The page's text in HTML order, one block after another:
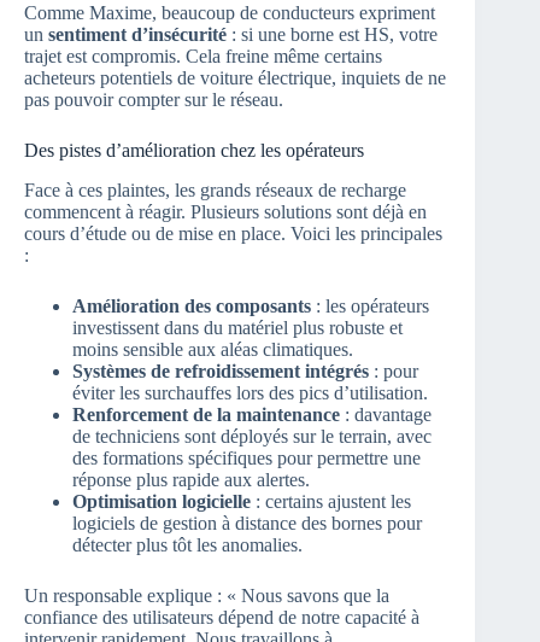
Comme Maxime, beaucoup de conducteurs expriment
un sentiment d’insécurité : si une borne est HS, votre
trajet est compromis. Cela freine même certains
acheteurs potentiels de voiture électrique, inquiets de ne
pas pouvoir compter sur le réseau.
Des pistes d’amélioration chez les opérateurs
Face à ces plaintes, les grands réseaux de recharge
commencent à réagir. Plusieurs solutions sont déjà en
cours d’étude ou de mise en place. Voici les principales
:
Amélioration des composants : les opérateurs
investissent dans du matériel plus robuste et
moins sensible aux aléas climatiques.
Systèmes de refroidissement intégrés : pour
éviter les surchauffes lors des pics d’utilisation.
Renforcement de la maintenance : davantage
de techniciens sont déployés sur le terrain, avec
des formations spécifiques pour permettre une
réponse plus rapide aux alertes.
Optimisation logicielle : certains ajustent les
logiciels de gestion à distance des bornes pour
détecter plus tôt les anomalies.
Un responsable explique : « Nous savons que la
confiance des utilisateurs dépend de notre capacité à